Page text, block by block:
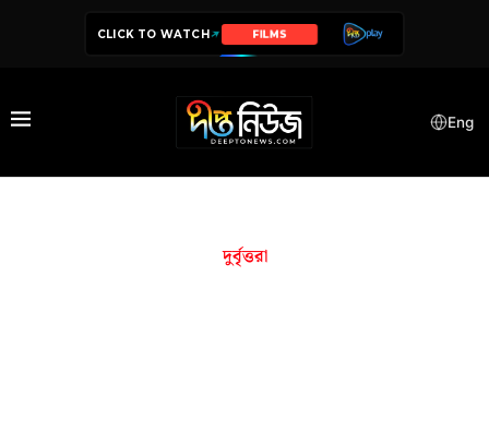
CLICK TO WATCH SERIES
Eng
দুর্বৃত্তরা